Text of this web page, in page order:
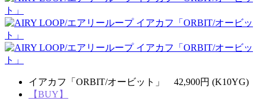
イアカフ「ORBIT/オービット」 42,900円 (K10YG)
【BUY】